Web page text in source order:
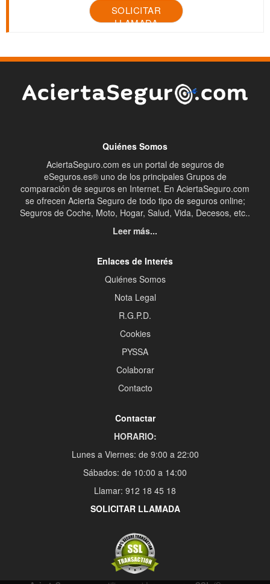
SOLICITAR
LLAMADA
Quiénes Somos
AciertaSeguro.com es un portal de seguros de
eSeguros.es® uno de los principales Grupos de
comparación de seguros en Internet. En AciertaSeguro.com
se ofrecen Acierta Seguro de todo tipo de seguros online;
Seguros de Coche, Moto, Hogar, Salud, Vida, Decesos, etc..
Leer más...
Enlaces de Interés
Quiénes Somos
Nota Legal
R.G.P.D.
Cookies
PYSSA
Colaborar
Contacto
Contactar
HORARIO:
Lunes a Viernes: de 9:00 a 22:00
Sábados: de 10:00 a 14:00
Llamar: 912 18 45 18
SOLICITAR LLAMADA